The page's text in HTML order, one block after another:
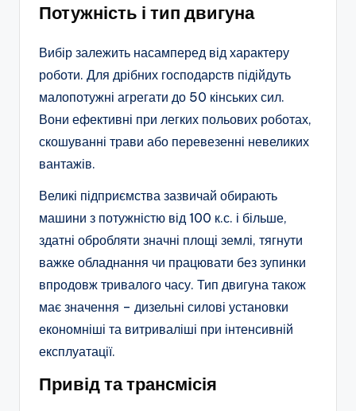
Потужність і тип двигуна
Вибір залежить насамперед від характеру
роботи. Для дрібних господарств підійдуть
малопотужні агрегати до 50 кінських сил.
Вони ефективні при легких польових роботах,
скошуванні трави або перевезенні невеликих
вантажів.
Великі підприємства зазвичай обирають
машини з потужністю від 100 к.с. і більше,
здатні обробляти значні площі землі, тягнути
важке обладнання чи працювати без зупинки
впродовж тривалого часу. Тип двигуна також
має значення – дизельні силові установки
економніші та витриваліші при інтенсивній
експлуатації.
Привід та трансмісія